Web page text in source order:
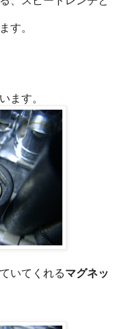
す。
ます。
いてくれるマグネッ